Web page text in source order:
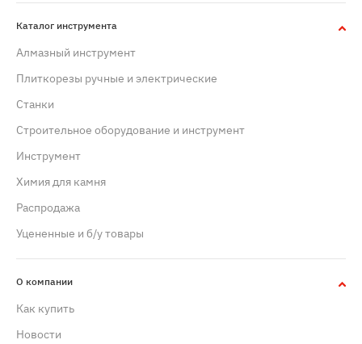
Каталог инструмента
Алмазный инструмент
Плиткорезы ручные и электрические
Станки
Строительное оборудование и инструмент
Инструмент
Химия для камня
Распродажа
Уцененные и б/у товары
О компании
Как купить
Новости